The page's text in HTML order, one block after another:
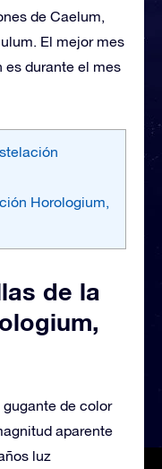
de Caelum,
El mejor mes
es durante el mes
Horologium,
de la
de color
aparente
luz